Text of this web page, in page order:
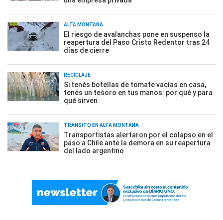
ALTA MONTAÑA
El riesgo de avalanchas pone en suspenso la
reapertura del Paso Cristo Redentor tras 24
días de cierre
RECICLAJE
Si tenés botellas de tomate vacías en casa,
tenés un tesoro en tus manos: por qué y para
qué sirven
TRÁNSITO EN ALTA MONTAÑA
Transportistas alertaron por el colapso en el
paso a Chile ante la demora en su reapertura
del lado argentino